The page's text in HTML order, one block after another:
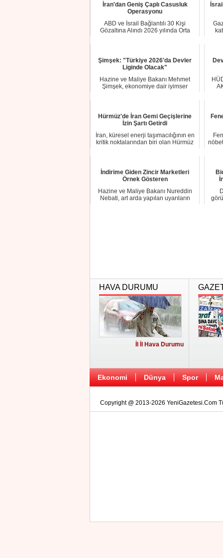
İran'dan Geniş Çaplı Casusluk
Operasyonu
ABD ve İsrail Bağlantılı 30 Kişi
Gözaltına Alındı 2026 yılında Orta
Şimşek: "Türkiye 2026'da Devler
Liginde Olacak"
Hazine ve Maliye Bakanı Mehmet
Şimşek, ekonomiye dair iyimser
Hürmüz'de İran Gemi Geçişlerine
İzin Şartı Getirdi
İran, küresel enerji taşımacılığının en
kritik noktalarından biri olan Hürmüz
İndirime Giden Zincir Marketleri
Örnek Gösteren
Hazine ve Maliye Bakanı Nureddin
Nebati, art arda yapılan uyarıların
HAVA DURUMU
İl İl Hava Durumu
Ekonomi Dünya Spor
Copyright @ 2013-2026 YeniGazetesi.Com